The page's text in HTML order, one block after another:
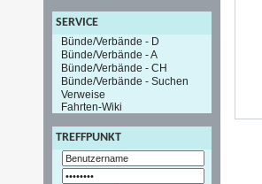
SERVICE
Bünde/Verbände - D
Bünde/Verbände - A
Bünde/Verbände - CH
Bünde/Verbände - Suchen
Verweise
Fahrten-Wiki
TREFFPUNKT